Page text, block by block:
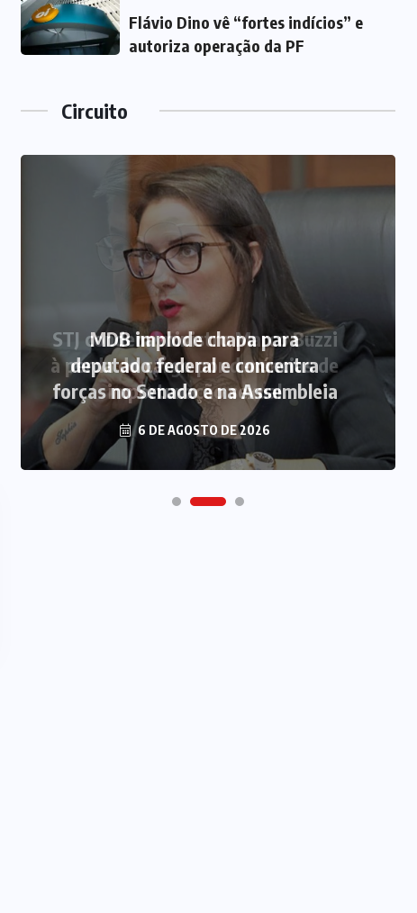
Flávio Dino vê “fortes indícios” e
autoriza operação da PF
Circuito
MDB implode chapa para
deputado federal e concentra
forças no Senado e na Assembleia
6 DE AGOSTO DE 2026